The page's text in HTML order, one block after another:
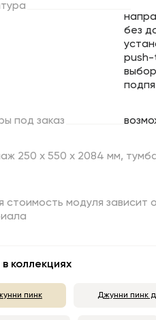
без
push-
под заказ
250 х 550 х 2084 мм,
стоимость модуля зависит
коллекциях
пинк Джунни пинк